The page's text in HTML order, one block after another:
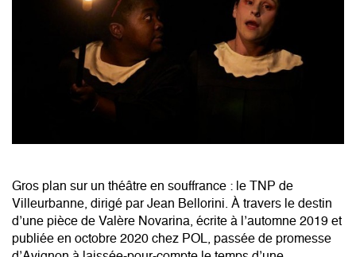
Gros plan sur un théâtre en souffrance : le TNP de
Villeurbanne, dirigé par Jean Bellorini. À travers le destin
d’une pièce de Valère Novarina, écrite à l’automne 2019 et
publiée en octobre 2020 chez POL, passée de promesse